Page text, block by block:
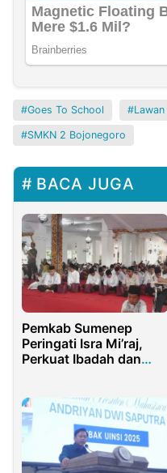
Goes To School
SMKN 2 Bojonegoro
BACA JUGA
Pemkab Sumenep
Peringati Isra Mi’raj,
Perkuat Ibadah dan